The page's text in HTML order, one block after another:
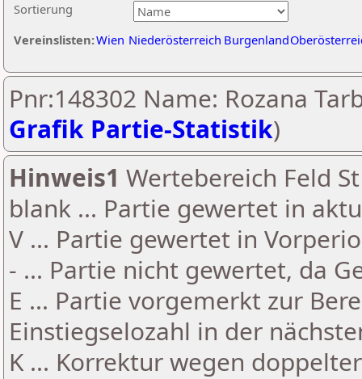
Sortierung
Vereinslisten:Wien Niederösterreich Burgenland
Pnr:148302 Name: Rozana
Grafik Partie-Statistik)
Hinweis1 Wertebereich Feld
blank ... Partie gewertet in
V ... Partie gewertet in
- ... Partie nicht gewertet, da
E ... Partie vorgemerkt zur
Einstiegselozahl in der
K ... Korrektur wegen